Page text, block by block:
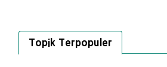
Topik Terpopuler